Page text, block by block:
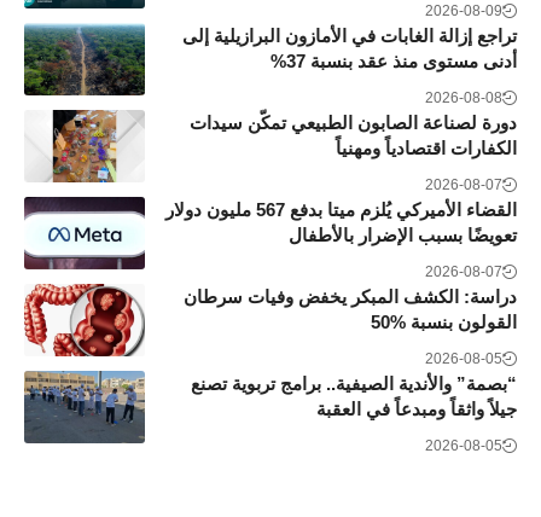
2026-08-09
تراجع إزالة الغابات في الأمازون البرازيلية إلى
أدنى مستوى منذ عقد بنسبة 37%
2026-08-08
دورة لصناعة الصابون الطبيعي تمكّن سيدات
الكفارات اقتصادياً ومهنياً
2026-08-07
القضاء الأميركي يُلزم ميتا بدفع 567 مليون دولار
تعويضًا بسبب الإضرار بالأطفال
2026-08-07
دراسة: الكشف المبكر يخفض وفيات سرطان
القولون بنسبة 50‎%‎
2026-08-05
“بصمة” والأندية الصيفية.. برامج تربوية تصنع
جيلاً واثقاً ومبدعاً في العقبة
2026-08-05